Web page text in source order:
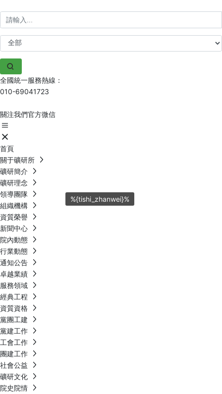
%{tishi_zhanwei}%
全國統一服務熱線：
010-69041723
關注我們官方微信
首頁
關于礦研所
礦研簡介
礦研理念
領導團隊
組織機構
資質榮譽
新聞中心
院內動態
行業動態
通知公告
卓越業績
服務領域
經典工程
資質資格
黨團工建
黨建工作
工會工作
團建工作
社會公益
礦研文化
院史院情